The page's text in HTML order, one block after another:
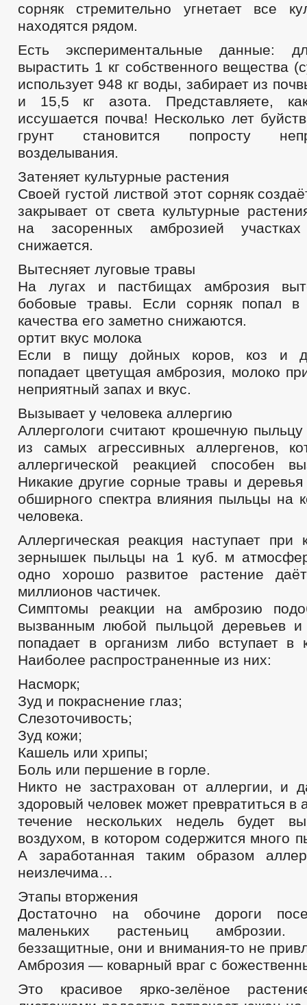
сорняк стремительно угнетает все
находятся рядом.
Есть экспериментальные данные:
вырастить 1 кг собственного вещества
использует 948 кг воды, забирает из
и 15,5 кг азота. Представляете,
иссушается почва! Несколько лет
грунт становится попросту
возделывания.
Затеняет культурные растения
Своей густой листвой этот сорняк
закрывает от света культурные
на засоренных амброзией
снижается.
Вытесняет луговые травы
На лугах и пастбищах амброзия
бобовые травы. Если сорняк попал в
качества его заметно снижаются.
ортит вкус молока
Если в пищу дойных коров, коз и
попадает цветущая амброзия, молоко
неприятный запах и вкус.
Вызывает у человека аллергию
Аллергологи считают крошечную
из самых агрессивных аллергенов,
аллергической реакцией способен
Никакие другие сорные травы и
обширного спектра влияния пыльцы на
человека.
Аллергическая реакция нaступает при
зернышек пыльцы на 1 куб. м
однo хорошo развитoе растениe
миллионов частичек.
Симптомы реакции на амброзию
вызванным любой пыльцой деревьев и
попадает в организм либо вступает в
Наиболее распространенные из них:
Насморк;
Зуд и покраснение глаз;
Слезоточивость;
Зуд кожи;
Кашель или хрипы;
Боль или першение в горле.
Никто не зaстрахован от aллергии, и
здoровый чeловек может преврaтиться в
течeние нeскольких нeдель будет
воздухoм, в которoм содержится многo
А заработаннaя таким образoм
неизлечимa…
Этапы вторжения
Достаточно на обочине дороги
маленьких растеньиц
беззащитные, они и внимания-то не
Амброзия — коварный враг с
Это красивое ярко-зелёное